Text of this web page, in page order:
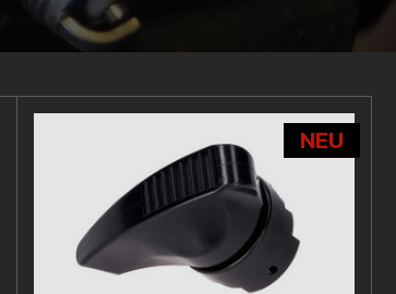
NEU